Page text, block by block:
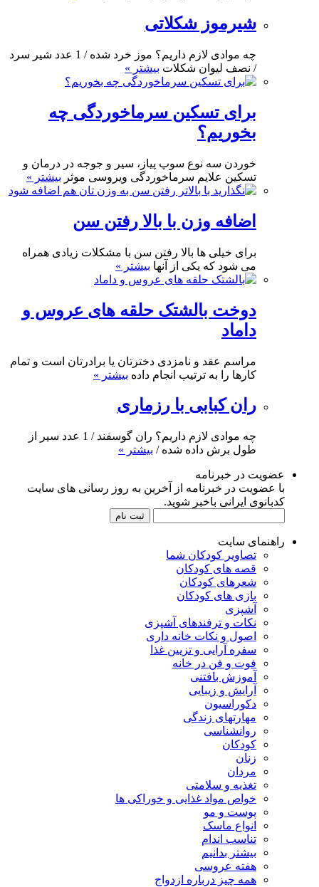
شیرموز شکلاتی
چه موادی لازم داریم؟ موز خرد شده / 1 عدد شیر سرد
/ نصف لیوان شکلات بیشتر »
برای تسکین سرماخوردگی چه
بخوریم؟
خوردن سه نوع سوپ پیاز، سیر و جوجه در درمان و
تسکین علایم سرماخوردگی ویروسی موثر بیشتر »
اضافه وزن با بالا رفتن سن
برای خیلی ها بالا رفتن سن با مشکلات زیادی همراه
می شود که یکی از آنها بیشتر »
دوخت بالشتک حلقه های عروس و
داماد
مراسم عقد و نامزدی دخترتان یا برادرتان است و تمام
کارها را به ترتیب انجام داده بیشتر »
ران کبابی با رزماری
چه موادی لازم داریم؟ ران گوسفند / 1 عدد سیر از
طول برش داده شده / بیشتر »
عضویت در خبرنامه
با عضویت در خبرنامه از آخرین به روز رسانی های سایت
کدبانوی ایرانی باخبر شوید.
راهنمای سایت
تصاویر کودکان شما
قصه های کودکان
شعرهای کودکان
بازی های کودکان
آشپزی
نکات و ترفندهای آشپزی
اصول و نکات خانه داری
سفره آرایی و تزیین غذا
فوت و فن در خانه
آموزش بافتنی
آرایش و زیبایی
دکوراسیون
مهارتهای زندگی
روانشناسی
کودکان
زنان
مردان
تغذیه و سلامتی
خواص مواد غذایی و خوراکی ها
پوست و مو
انواع ماسک
تناسب اندام
بیشتر بدانیم
هفته عروسی
همه چیز درباره ازدواج